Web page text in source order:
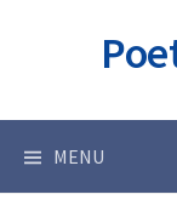
MENU